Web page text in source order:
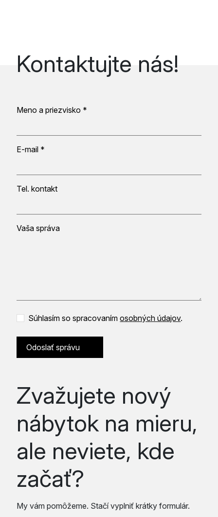
Kontaktujte nás!
Meno a priezvisko *
E-mail *
Tel. kontakt
Vaša správa
Súhlasím so spracovanímosobných údajov.
Odoslať správu
Zvažujete nový
nábytok na mieru,
ale neviete, kde
začať?
My vám pomôžeme. Stačí vyplniť krátky formulár.